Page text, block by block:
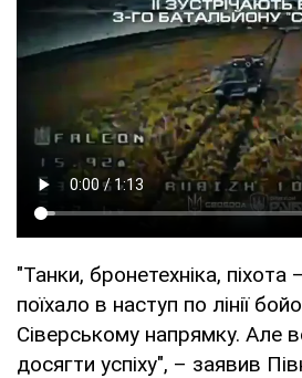
"Танки, бронетехніка,
поїхало в наступ по лінії
Сіверському напрямку. Але
досягти успіху", – заявив